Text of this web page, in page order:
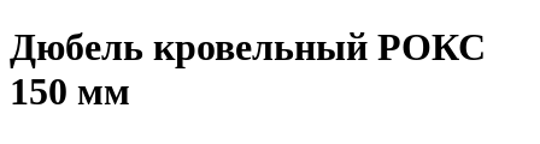
Дюбель кровельный РОКС
150 мм